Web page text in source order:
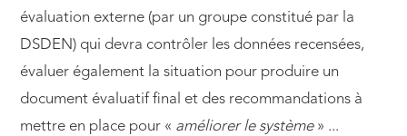
évaluation externe (par un groupe constitué par la
DSDEN) qui devra contrôler les données recensées,
évaluer également la situation pour produire un
document évaluatif final et des recommandations à
mettre en place pour « améliorer le système » ...